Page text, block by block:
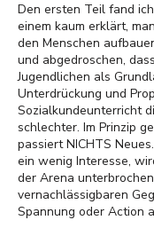
Den ersten Teil fand
einem kaum erklärt,
den Menschen
und abgedroschen,
Jugendlichen als
Unterdrückung und
Sozialkundeunterricht
schlechter. Im Prinzip
passiert NICHTS
ein wenig Interesse,
der Arena
vernachlässigbaren
Spannung oder Action